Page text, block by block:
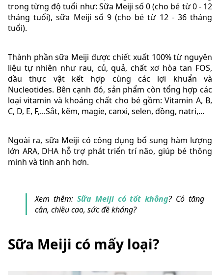
trong từng độ tuổi như: Sữa Meiji số 0 (cho bé từ 0 - 12
tháng tuổi), sữa Meiji số 9 (cho bé từ 12 - 36 tháng
tuổi).
Thành phần sữa Meiji được chiết xuất 100% từ nguyên
liệu tự nhiên như rau, củ, quả, chất xơ hòa tan FOS,
dầu thực vật kết hợp cùng các lợi khuẩn và
Nucleotides. Bên cạnh đó, sản phẩm còn tổng hợp các
loại vitamin và khoáng chất cho bé gồm: Vitamin A, B,
C, D, E, F,...Sắt, kẽm, magie, canxi, selen, đồng, natri,...
Ngoài ra, sữa Meiji có công dụng bổ sung hàm lượng
lớn ARA, DHA hỗ trợ phát triển trí não, giúp bé thông
minh và tinh anh hơn.
Xem thêm: Sữa Meiji có tốt không? Có tăng
cân, chiều cao, sức đề kháng?
Sữa Meiji có mấy loại?